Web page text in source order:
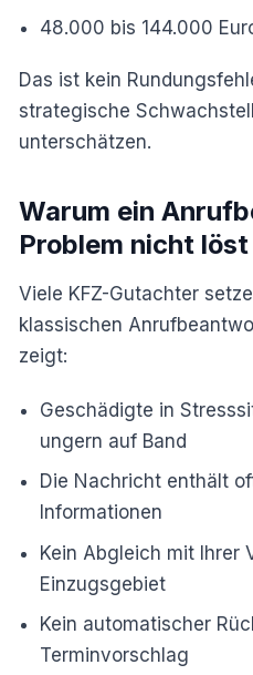
48.000 bis 144.000
Das ist kein
strategische
unterschätzen.
Warum ein
Problem nicht löst
Viele KFZ-Gutachter
klassischen
zeigt:
Geschädigte in
ungern auf Band
Die Nachricht enthält
Informationen
Kein Abgleich mit Ihrer
Einzugsgebiet
Kein automatischer
Terminvorschlag